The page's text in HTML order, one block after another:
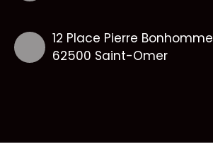
12 Place Pierre Bonhomme
62500 Saint-Omer